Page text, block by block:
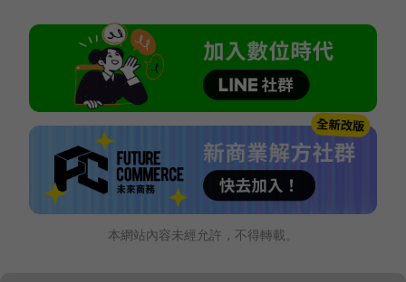
本網站內容未經允許，不得轉載。